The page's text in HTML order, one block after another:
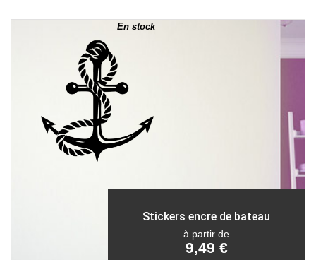
En stock
Stickers encre de bateau
à partir de
9,49 €